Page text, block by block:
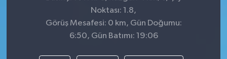
Noktası: 1.8,
Görüş Mesafesi: 0 km, Gün Doğumu:
6:50, Gün Batımı: 19:06